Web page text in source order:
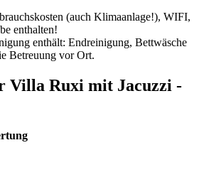
(auch Klimaanlage!), WIFI,
enthalten!
enthält: Endreinigung, Bettwäsche
Betreuung vor Ort.
Villa Ruxi mit Jacuzzi -